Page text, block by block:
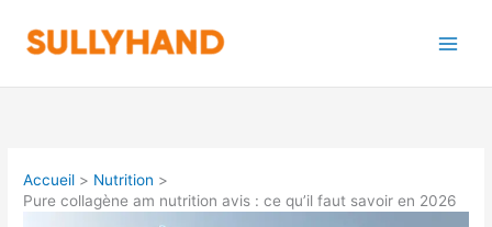
contenu
Accueil
Nutrition
Pure collagène am nutrition avis : ce qu’il faut savoir en 2026